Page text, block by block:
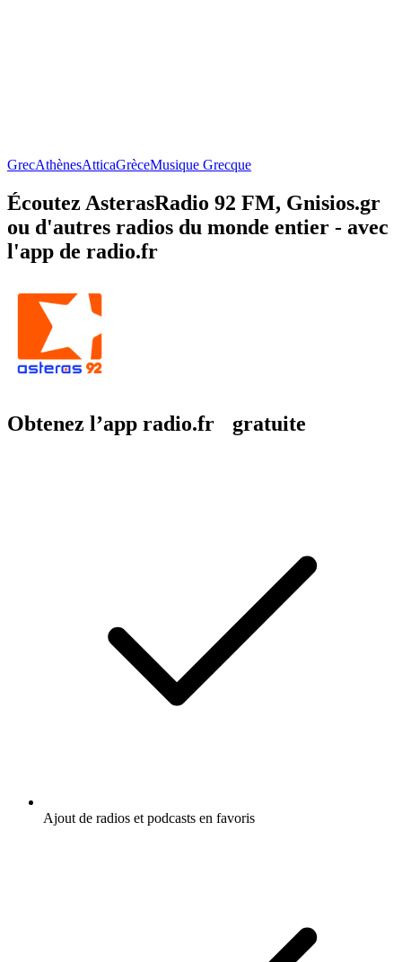
GrecAthènesAtticaGrèceMusique Grecque
Écoutez AsterasRadio 92 FM, Gnisios.gr
ou d'autres radios du monde entier - avec
l'app de radio.fr
Obtenez l’app radio.fr gratuite
Ajout de radios et podcasts en favoris